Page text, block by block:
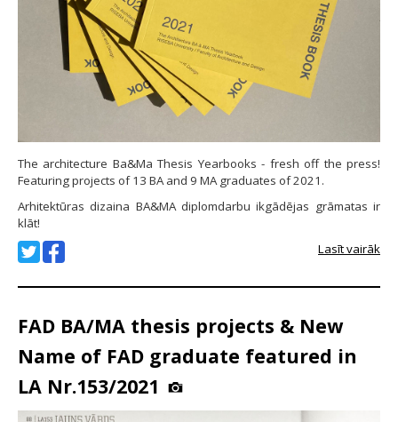
The architecture Ba&Ma Thesis Yearbooks - fresh off the press!
Featuring projects of 13 BA and 9 MA graduates of 2021.
Arhitektūras dizaina BA&MA diplomdarbu ikgādējas grāmatas ir
klāt!
Lasīt vairāk
FAD BA/MA thesis projects & New
Name of FAD graduate featured in
LA Nr.153/2021